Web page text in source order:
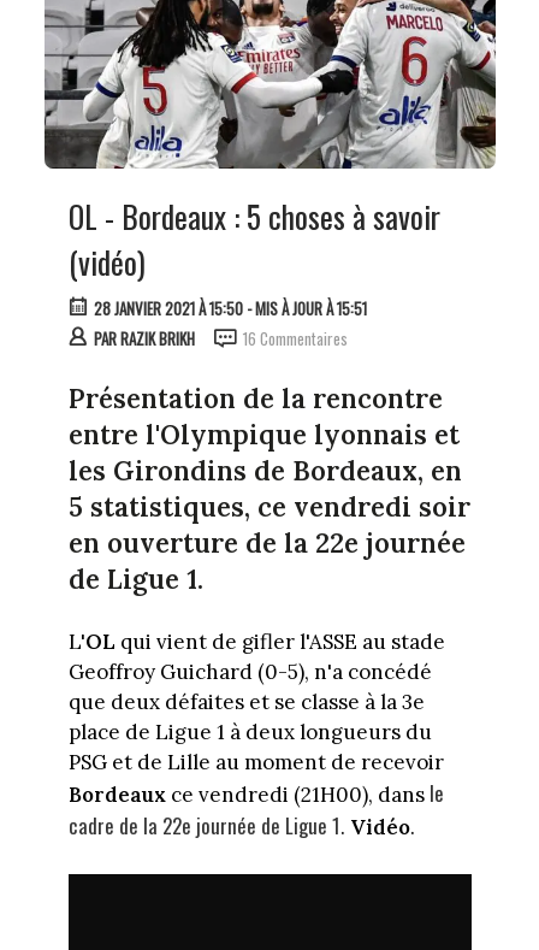
OL - Bordeaux : 5 choses à savoir
(vidéo)
28 JANVIER 2021 À 15:50- MIS À JOUR À 15:51
PARRAZIK BRIKH 16 Commentaires
Présentation de la rencontre
entre l'Olympique lyonnais et
les Girondins de Bordeaux, en
5 statistiques, ce vendredi soir
en ouverture de la 22e journée
de Ligue 1.
L'OL qui vient de gifler l'ASSE au stade
Geoffroy Guichard (0-5), n'a concédé
que deux défaites et se classe à la 3e
place de Ligue 1 à deux longueurs du
PSG et de Lille au moment de recevoir
Bordeauxce vendredi (21H00), dans le
cadre de la 22e journée de Ligue 1. Vidéo.